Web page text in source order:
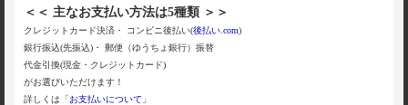
＜＜ 主なお支払い方法は5種類 ＞＞
クレジットカード決済・ コンビニ後払い(後払い.com)
銀行振込(先振込)・ 郵便（ゆうちょ銀行）振替
代金引換(現金・クレジットカード)
がお選びいただけます！
詳しくは「お支払いについて 」